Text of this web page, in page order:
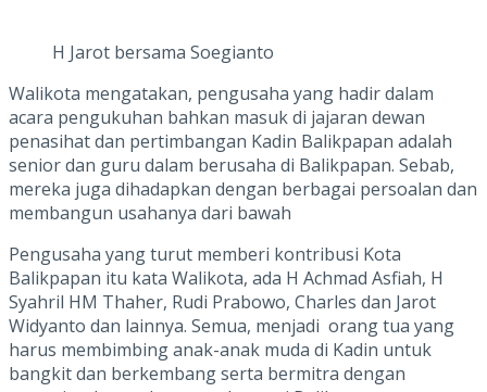
H Jarot bersama Soegianto
Walikota mengatakan, pengusaha yang hadir dalam
acara pengukuhan bahkan masuk di jajaran dewan
penasihat dan pertimbangan Kadin Balikpapan adalah
senior dan guru dalam berusaha di Balikpapan. Sebab,
mereka juga dihadapkan dengan berbagai persoalan dan
membangun usahanya dari bawah
Pengusaha yang turut memberi kontribusi Kota
Balikpapan itu kata Walikota, ada H Achmad Asfiah, H
Syahril HM Thaher, Rudi Prabowo, Charles dan Jarot
Widyanto dan lainnya. Semua, menjadi orang tua yang
harus membimbing anak-anak muda di Kadin untuk
bangkit dan berkembang serta bermitra dengan